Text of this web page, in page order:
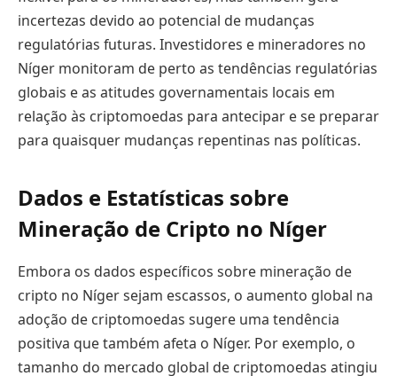
incertezas devido ao potencial de mudanças
regulatórias futuras. Investidores e mineradores no
Níger monitoram de perto as tendências regulatórias
globais e as atitudes governamentais locais em
relação às criptomoedas para antecipar e se preparar
para quaisquer mudanças repentinas nas políticas.
Dados e Estatísticas sobre
Mineração de Cripto no Níger
Embora os dados específicos sobre mineração de
cripto no Níger sejam escassos, o aumento global na
adoção de criptomoedas sugere uma tendência
positiva que também afeta o Níger. Por exemplo, o
tamanho do mercado global de criptomoedas atingiu